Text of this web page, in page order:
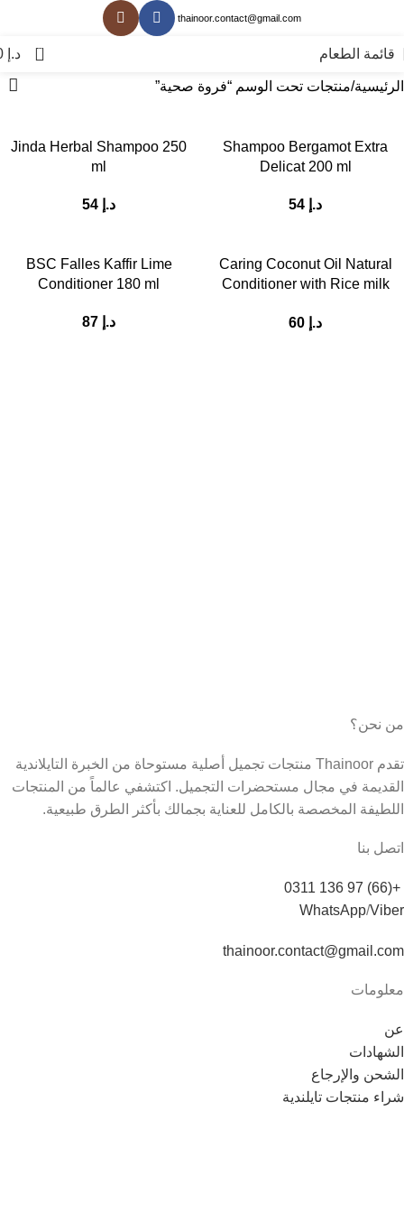
thainoor.contact@gmail.com
قائمة الطعام 0 د.إ
الرئيسية منتجات تحت الوسم “فروة صحية”
Shampoo Bergamot Extra
Delicat 200 ml
د.إ
Jinda Herbal Shampoo 250
ml
د.إ
Caring Coconut Oil Natural
Conditioner with Rice milk
د.إ
BSC Falles Kaffir Lime
Conditioner 180 ml
د.إ
من نحن؟
تقدم Thainoor منتجات تجميل أصلية مستوحاة من الخبرة التايلاندية
القديمة في مجال مستحضرات التجميل. اكتشفي عالماً من المنتجات
اللطيفة المخصصة بالكامل للعناية بجمالك بأكثر الطرق طبيعية.
اتصل بنا
+(66) 97 136 0311
WhatsApp/Viber
thainoor.contact@gmail.com
معلومات
عن
الشهادات
الشحن والإرجاع
شراء منتجات تايلندية